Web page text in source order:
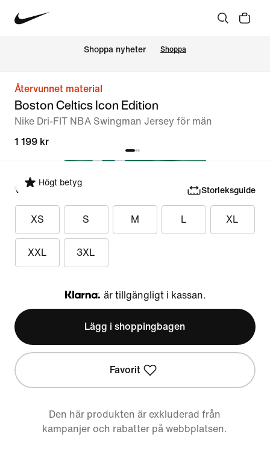
Shoppa nyheter Shoppa
Återvunnet material
Boston Celtics Icon Edition
Nike Dri-FIT NBA Swingman Jersey för män
1 199 kr
Högt betyg
Välj storlek Storleksguide
XS S M L XL
XXL 3XL
Klarna
är tillgängligt i kassan.
Lägg i shoppingbagen
Favorit
Den här produkten är exkluderad från
kampanjer och rabatter på webbplatsen.